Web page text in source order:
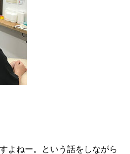
よねー。という話をしながら